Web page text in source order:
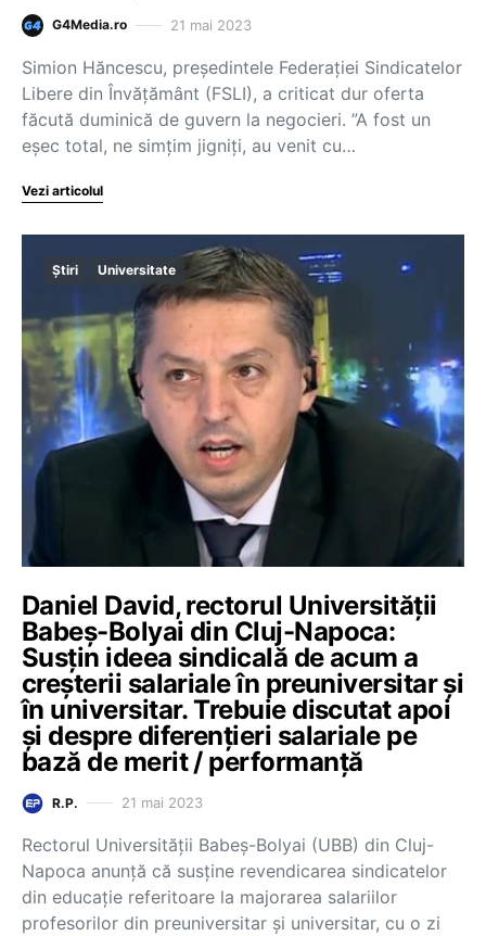
G4Media.ro 21 mai 2023
Simion Hăncescu, președintele Federației Sindicatelor
Libere din Învățământ (FSLI), a criticat dur oferta
făcută duminică de guvern la negocieri. ”A fost un
eșec total, ne simțim jigniți, au venit cu…
Vezi articolul
Știri Universitate
Daniel David, rectorul Universității
Babeș-Bolyai din Cluj-Napoca:
Susțin ideea sindicală de acum a
creșterii salariale în preuniversitar și
în universitar. Trebuie discutat apoi
și despre diferențieri salariale pe
bază de merit / performanță
R.P. 21 mai 2023
Rectorul Universității Babeș-Bolyai (UBB) din Cluj-
Napoca anunță că susține revendicarea sindicatelor
din educație referitoare la majorarea salariilor
profesorilor din preuniversitar și universitar, cu o zi